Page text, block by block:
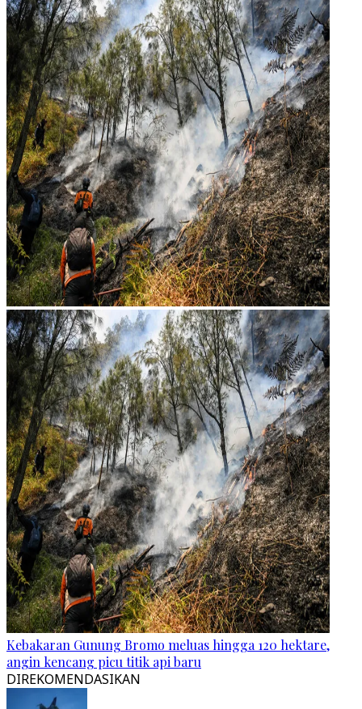
Kebakaran Gunung Bromo meluas hingga 120 hektare,
angin kencang picu titik api baru
DIREKOMENDASIKAN